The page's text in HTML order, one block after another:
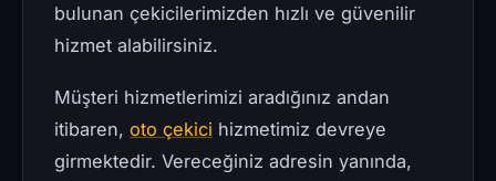
bulunan çekicilerimizden hızlı ve güvenilir
hizmet alabilirsiniz.
Müşteri hizmetlerimizi aradığınız andan
itibaren, oto çekici hizmetimiz devreye
girmektedir. Vereceğiniz adresin yanında,